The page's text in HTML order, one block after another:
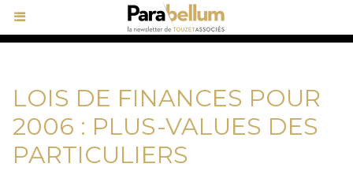
LOIS DE FINANCES POUR
2006 : PLUS-VALUES DES
PARTICULIERS